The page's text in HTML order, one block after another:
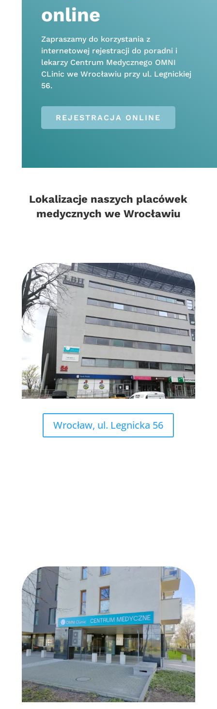
online
Zapraszamy do korzystania z
internetowej rejestracji do poradni i
lekarzy Centrum Medycznego OMNI
CLinic we Wrocławiu przy ul. Legnickiej
56.
REJESTRACJA ONLINE
Lokalizacje naszych placówek
medycznych we Wrocławiu
Wrocław, ul. Legnicka 56